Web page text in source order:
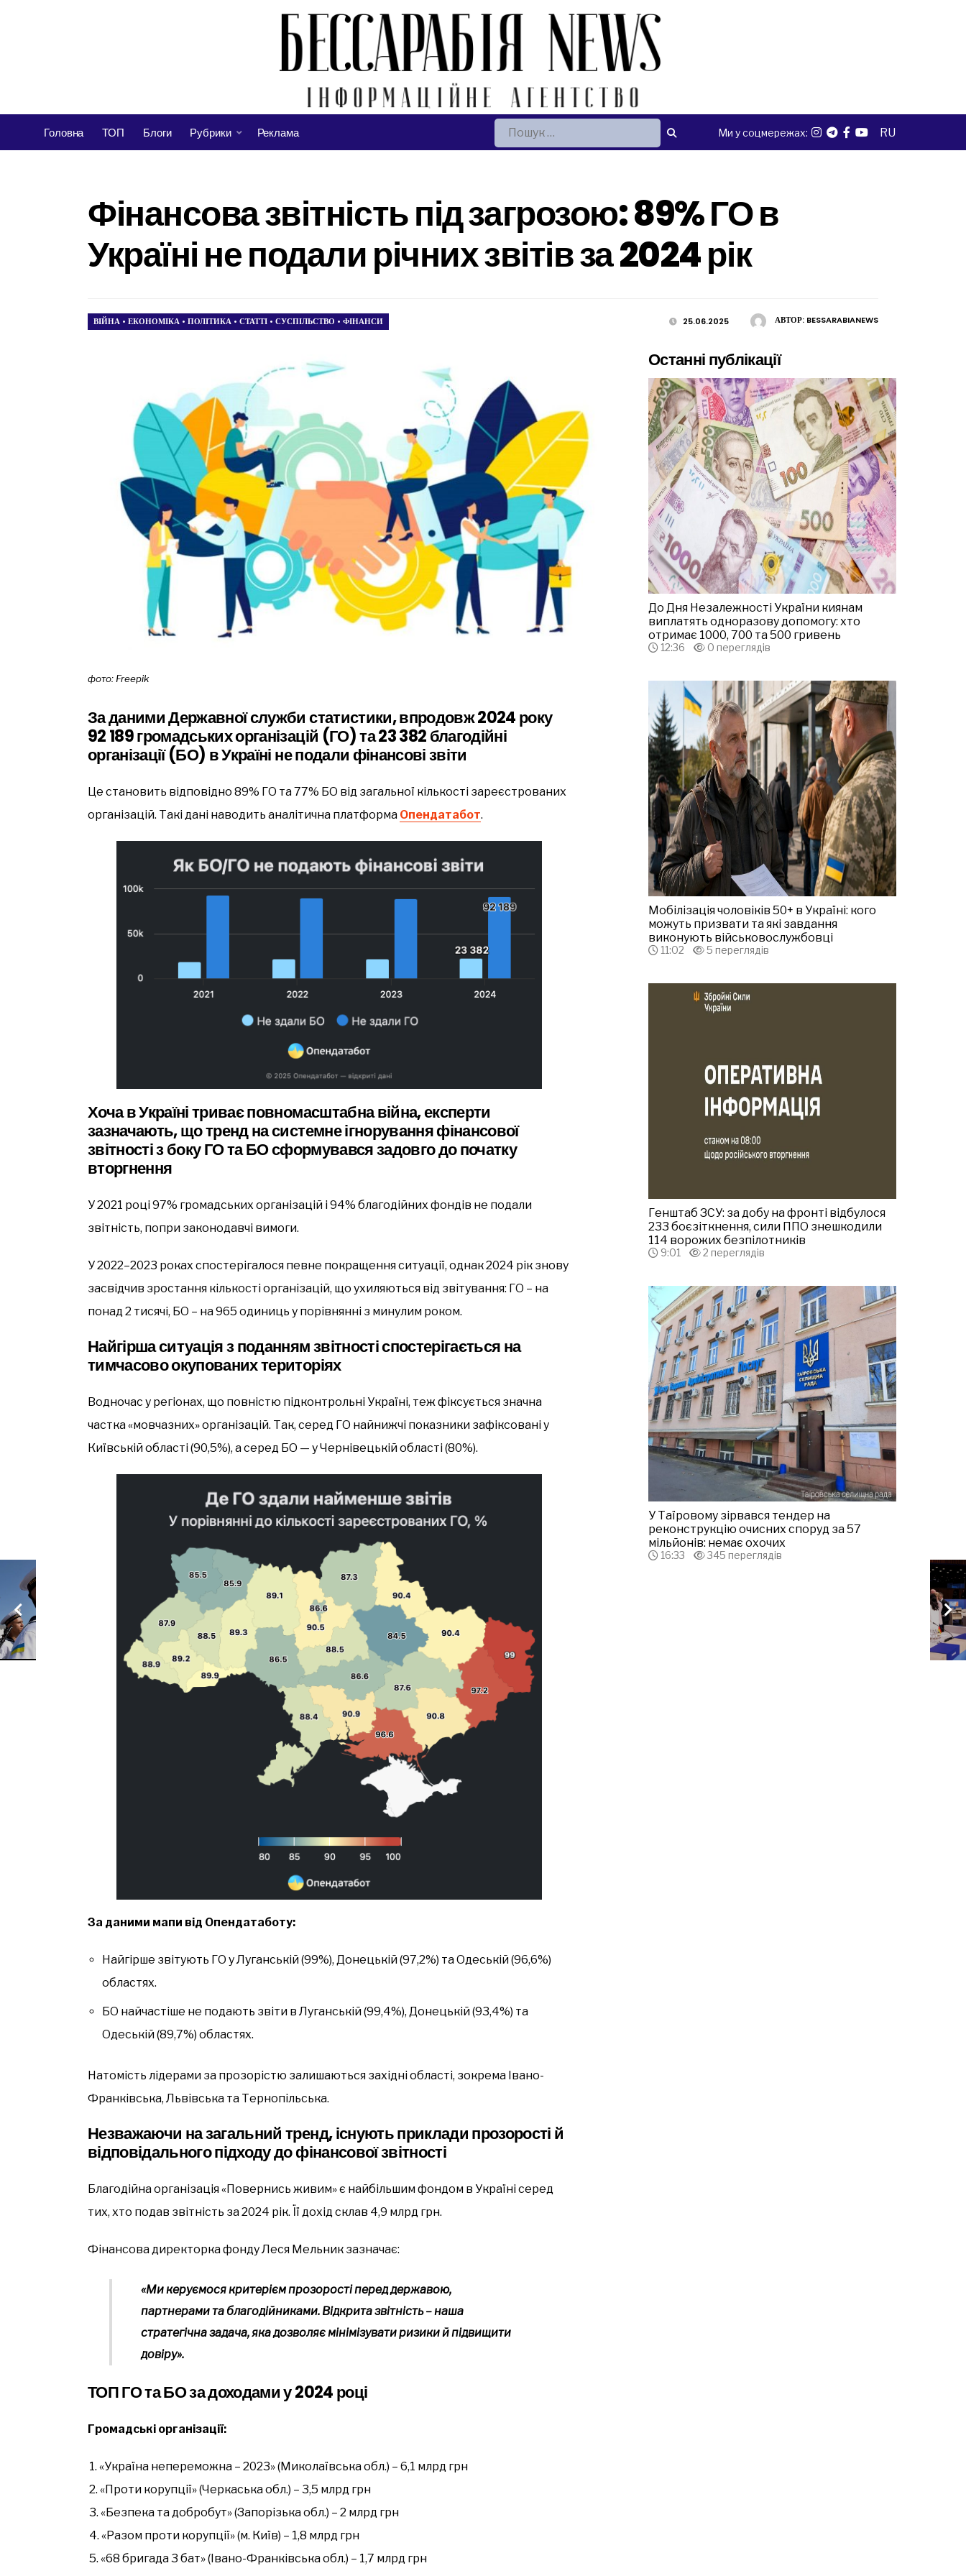
Головна ТОП Блоги Рубрики Реклама Пошук: Ми у соцмережах: RU
Фінансова звітність під загрозою: 89% ГО в
Україні не подали річних звітів за 2024 рік
АВТОР: BESSARABIANEWS
25.06.2025
ВІЙНА • ЕКОНОМІКА • ПОЛІТИКА • СТАТТІ • СУСПІЛЬСТВО • ФІНАНСИ
фото: Freepik
За даними Державної служби статистики, впродовж 2024 року
92 189 громадських організацій (ГО) та 23 382 благодійні
організації (БО) в Україні не подали фінансові звіти
Це становить відповідно 89% ГО та 77% БО від загальної кількості зареєстрованих
організацій. Такі дані наводить аналітична платформа Опендатабот.
Хоча в Україні триває повномасштабна війна, експерти
зазначають, що тренд на системне ігнорування фінансової
звітності з боку ГО та БО сформувався задовго до початку
вторгнення
У 2021 році 97% громадських організацій і 94% благодійних фондів не подали
звітність, попри законодавчі вимоги.
У 2022–2023 роках спостерігалося певне покращення ситуації, однак 2024 рік знову
засвідчив зростання кількості організацій, що ухиляються від звітування: ГО – на
понад 2 тисячі, БО – на 965 одиниць у порівнянні з минулим роком.
Найгірша ситуація з поданням звітності спостерігається на
тимчасово окупованих територіях
Водночас у регіонах, що повністю підконтрольні Україні, теж фіксується значна
частка «мовчазних» організацій. Так, серед ГО найнижчі показники зафіксовані у
Київській області (90,5%), а серед БО — у Чернівецькій області (80%).
За даними мапи від Опендатаботу:
Найгірше звітують ГО у Луганській (99%), Донецькій (97,2%) та Одеській (96,6%)
областях.
БО найчастіше не подають звіти в Луганській (99,4%), Донецькій (93,4%) та
Одеській (89,7%) областях.
Натомість лідерами за прозорістю залишаються західні області, зокрема Івано-
Франківська, Львівська та Тернопільська.
Незважаючи на загальний тренд, існують приклади прозорості й
відповідального підходу до фінансової звітності
Благодійна організація «Повернись живим» є найбільшим фондом в Україні серед
тих, хто подав звітність за 2024 рік. Її дохід склав 4,9 млрд грн.
Фінансова директорка фонду Леся Мельник зазначає:
«Ми керуємося критерієм прозорості перед державою,
партнерами та благодійниками. Відкрита звітність – наша
стратегічна задача, яка дозволяє мінімізувати ризики й підвищити
довіру».
ТОП ГО та БО за доходами у 2024 році
Громадські організації:
«Україна непереможна – 2023» (Миколаївська обл.) – 6,1 млрд грн
«Проти корупції» (Черкаська обл.) – 3,5 млрд грн
«Безпека та добробут» (Запорізька обл.) – 2 млрд грн
«Разом проти корупції» (м. Київ) – 1,8 млрд грн
«68 бригада 3 бат» (Івано-Франківська обл.) – 1,7 млрд грн
Останні публікації
До Дня Незалежності України киянам
виплатять одноразову допомогу: хто
отримає 1000, 700 та 500 гривень
12:36 0 переглядів
Мобілізація чоловіків 50+ в Україні: кого
можуть призвати та які завдання
виконують військовослужбовці
11:02 5 переглядів
Генштаб ЗСУ: за добу на фронті відбулося
233 боєзіткнення, сили ППО знешкодили
114 ворожих безпілотників
9:01 2 переглядів
У Таїровому зірвався тендер на
реконструкцію очисних споруд за 57
мільйонів: немає охочих
16:33 345 переглядів